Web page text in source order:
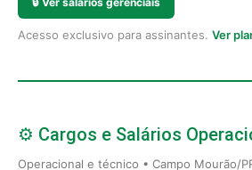
Acesso exclusivo para assinantes. Ver
⚙️ Cargos e Salários
Operacional e técnico • Campo Mourão/